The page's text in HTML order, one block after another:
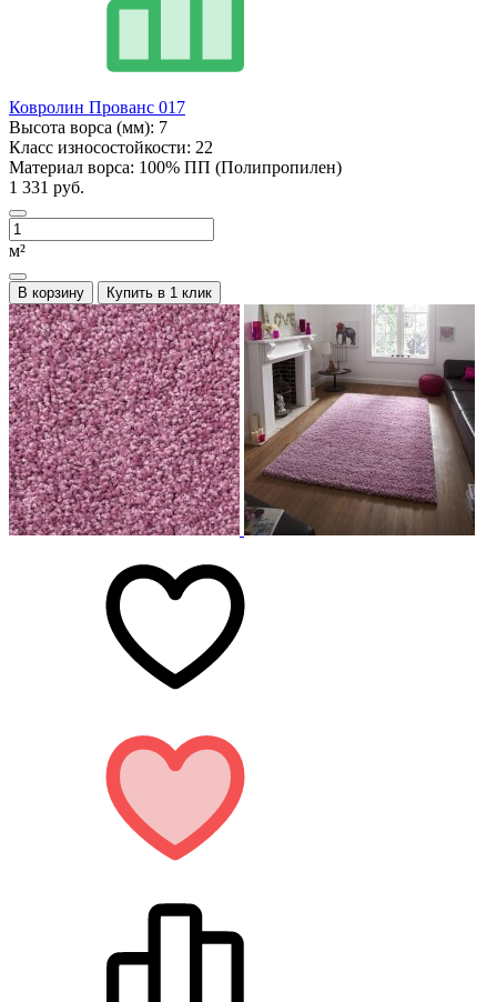
Ковролин Прованс 017
Высота ворса (мм): 7
Класс износостойкости: 22
Материал ворса: 100% ПП (Полипропилен)
1 331 руб.
м²
В корзину Купить в 1 клик